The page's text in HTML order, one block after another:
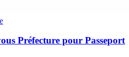
Préfecture pour Passeport